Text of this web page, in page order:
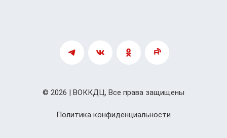
Политика конфиденциальности
© 2026 | ВОККДЦ, Все права защищены